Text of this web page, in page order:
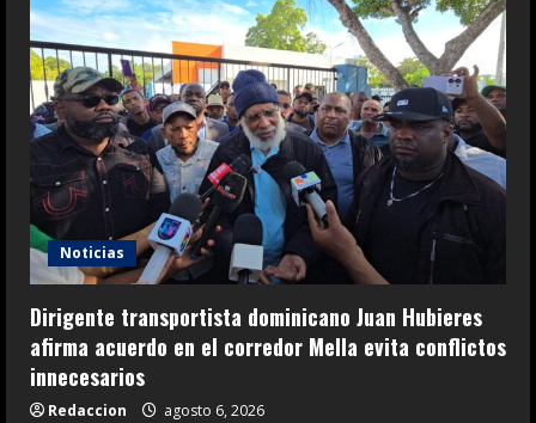
Noticias
Dirigente transportista dominicano Juan Hubieres
afirma acuerdo en el corredor Mella evita conflictos
innecesarios
Redaccion agosto 6, 2026